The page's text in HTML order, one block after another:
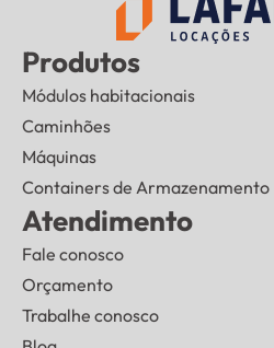
Produtos
Módulos habitacionais
Caminhões
Máquinas
Containers de Armazenamento
Atendimento
Fale conosco
Orçamento
Trabalhe conosco